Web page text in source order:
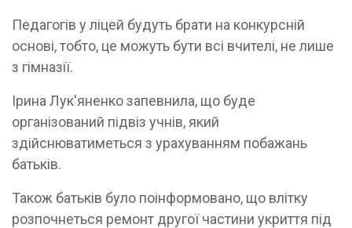
Педагогів у ліцей будуть брати на конкурсній
основі, тобто, це можуть бути всі вчителі, не лише
з гімназії.
Ірина Лук'яненко запевнила, що буде
організований підвіз учнів, який
здійснюватиметься з урахуванням побажань
батьків.
Також батьків було поінформовано, що влітку
розпочнеться ремонт другої частини укриття під